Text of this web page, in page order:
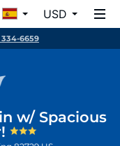
USD
334-6659
w/ Spacious